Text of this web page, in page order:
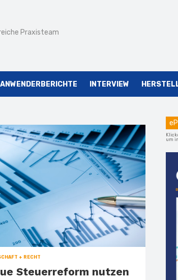
Praxisteam
ANWENDERBERICHTE INTERVIEW
+ RECHT
Steuerreform nutzen
um